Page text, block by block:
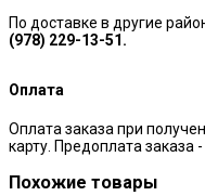
По доставке в другие
(978) 229-13-51.
Оплата
Оплата заказа при
карту. Предоплата заказа -
Похожие товары